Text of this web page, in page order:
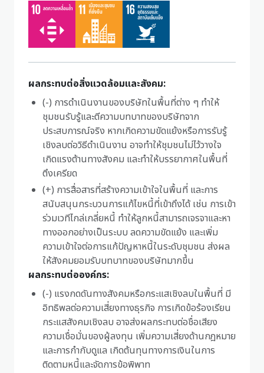
ผลกระทบต่อสิ่งแวดล้อมและสังคม:
(-) การดำเนินงานของบริษัทในพื้นที่ต่าง ๆ ทำให้
ชุมชนรับรู้และตีความบทบาทของบริษัทจาก
ประสบการณ์จริง หากเกิดความขัดแย้งหรือการรับรู้
เชิงลบต่อวิธีดำเนินงาน อาจทำให้ชุมชนไม่ไว้วางใจ
เกิดแรงต้านทางสังคม และทำให้บรรยากาศในพื้นที่
ตึงเครียด
(+) การสื่อสารที่สร้างความเข้าใจในพื้นที่ และการ
สนับสนุนกระบวนการแก้ไขหนี้ที่เข้าถึงได้ เช่น การเข้า
ร่วมเวทีไกล่เกลี่ยหนี้ ทำให้ลูกหนี้สามารถเจรจาและหา
ทางออกอย่างเป็นระบบ ลดความขัดแย้ง และเพิ่ม
ความเข้าใจต่อการแก้ปัญหาหนี้ในระดับชุมชน ส่งผล
ให้สังคมยอมรับบทบาทของบริษัทมากขึ้น
ผลกระทบต่อองค์กร:
(-) แรงกดดันทางสังคมหรือกระแสเชิงลบในพื้นที่ มี
อิทธิพลต่อความเสี่ยงทางธุรกิจ การเกิดข้อร้องเรียน
กระแสสังคมเชิงลบ อาจส่งผลกระทบต่อชื่อเสียง
ความเชื่อมั่นของผู้ลงทุน เพิ่มความเสี่ยงด้านกฎหมาย
และการกำกับดูแล เกิดต้นทุนทางการเงินในการ
ติดตามหนี้และจัดการข้อพิพาท